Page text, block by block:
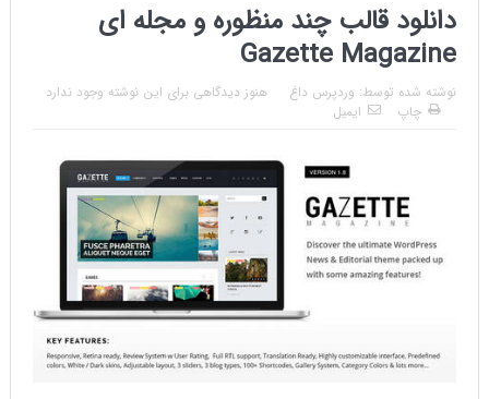
دانلود قالب چند منظوره و مجله ای
Gazette Magazine
نوشته شده توسط: وردپرس داغ
هنوز دیدگاهی برای این نوشته وجود ندارد
چاپ
ایمیل